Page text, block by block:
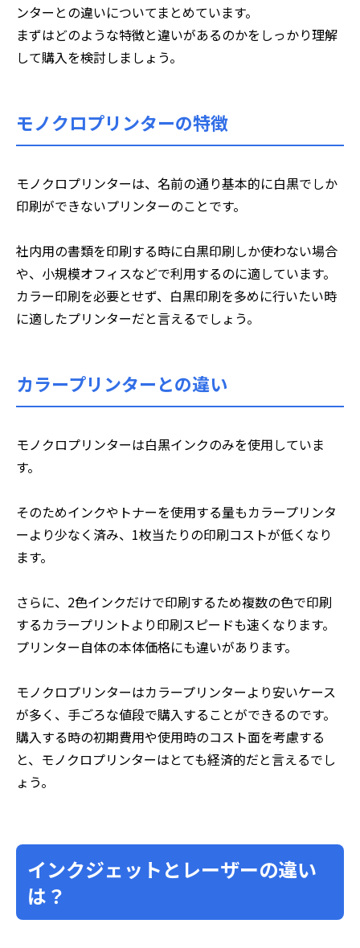
ンターとの違いについてまとめています。
まずはどのような特徴と違いがあるのかをしっかり理解
して購入を検討しましょう。
モノクロプリンターの特徴
モノクロプリンターは、名前の通り基本的に白黒でしか
印刷ができないプリンターのことです。
社内用の書類を印刷する時に白黒印刷しか使わない場合
や、小規模オフィスなどで利用するのに適しています。
カラー印刷を必要とせず、白黒印刷を多めに行いたい時
に適したプリンターだと言えるでしょう。
カラープリンターとの違い
モノクロプリンターは白黒インクのみを使用していま
す。
そのためインクやトナーを使用する量もカラープリンタ
ーより少なく済み、1枚当たりの印刷コストが低くなり
ます。
さらに、2色インクだけで印刷するため複数の色で印刷
するカラープリントより印刷スピードも速くなります。
プリンター自体の本体価格にも違いがあります。
モノクロプリンターはカラープリンターより安いケース
が多く、手ごろな値段で購入することができるのです。
購入する時の初期費用や使用時のコスト面を考慮する
と、モノクロプリンターはとても経済的だと言えるでし
ょう。
インクジェットとレーザーの違い
は？